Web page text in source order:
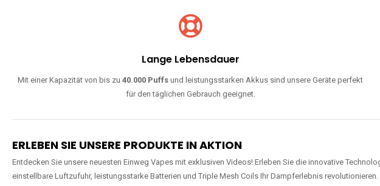
Lange Lebensdauer
Mit einer Kapazität von bis zu40.000 Puffs und leistungsstarken Akkus sind unsere Geräte perfekt
für den täglichen Gebrauch geeignet.
ERLEBEN SIE UNSERE PRODUKTE IN AKTION
Entdecken Sie unsere neuesten Einweg Vapes mit exklusiven Videos! Erleben Sie die innovative
einstellbare Luftzufuhr, leistungsstarke Batterien und Triple Mesh Coils Ihr Dampferlebnis revolutionieren.